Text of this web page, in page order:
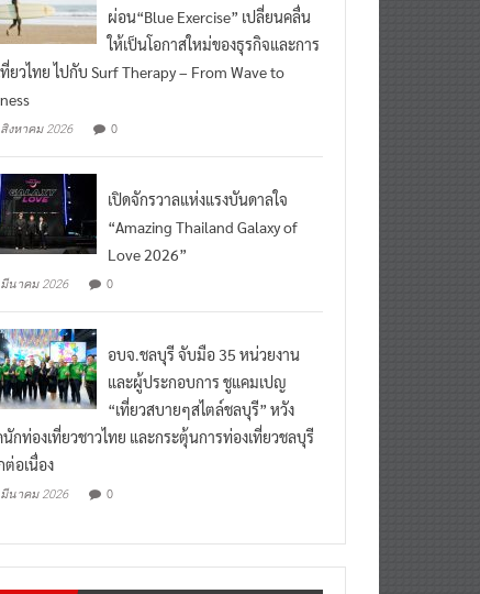
ผ่อน“Blue Exercise” เปลี่ยนคลื่น
ให้เป็นโอกาสใหม่ของธุรกิจและการ
ยวไทย ไปกับ Surf Therapy – From Wave to
งหาคม 2026 0
เปิดจักรวาลแห่งแรงบันดาลใจ
“Amazing Thailand Galaxy of
Love 2026”
มีนาคม 2026 0
อบจ.ชลบุรี จับมือ 35 หน่วยงาน
และผู้ประกอบการ ชูแคมเปญ
“เที่ยวสบายๆสไตล์ชลบุรี” หวัง
กท่องเที่ยวชาวไทย และกระตุ้นการท่องเที่ยวชลบุรี
ต่อเนื่อง
นาคม 2026 0